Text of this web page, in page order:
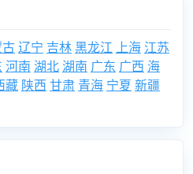
辽宁 吉林黑龙江 上海 江苏
河南 湖北湖南 广东 广西 海
藏 陕西 甘肃 青海 宁夏 新疆